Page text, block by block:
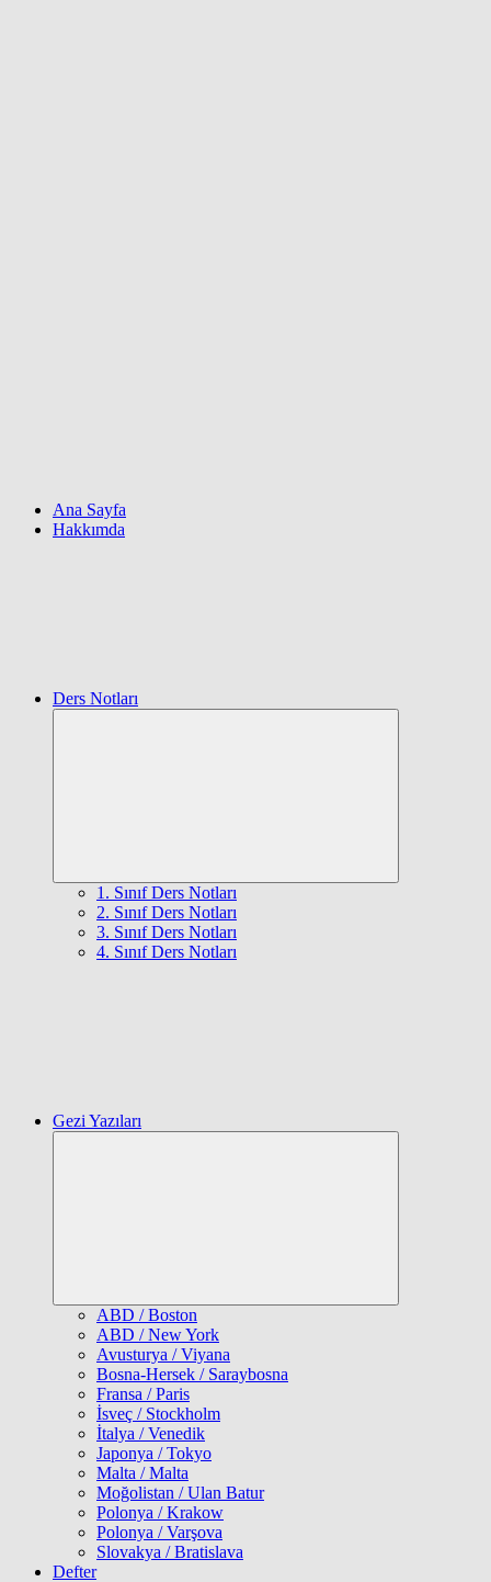
Ana Sayfa
Hakkımda
Ders Notları
1. Sınıf Ders Notları
2. Sınıf Ders Notları
3. Sınıf Ders Notları
4. Sınıf Ders Notları
Gezi Yazıları
ABD / Boston
ABD / New York
Avusturya / Viyana
Bosna-Hersek / Saraybosna
Fransa / Paris
İsveç / Stockholm
İtalya / Venedik
Japonya / Tokyo
Malta / Malta
Moğolistan / Ulan Batur
Polonya / Krakow
Polonya / Varşova
Slovakya / Bratislava
Defter